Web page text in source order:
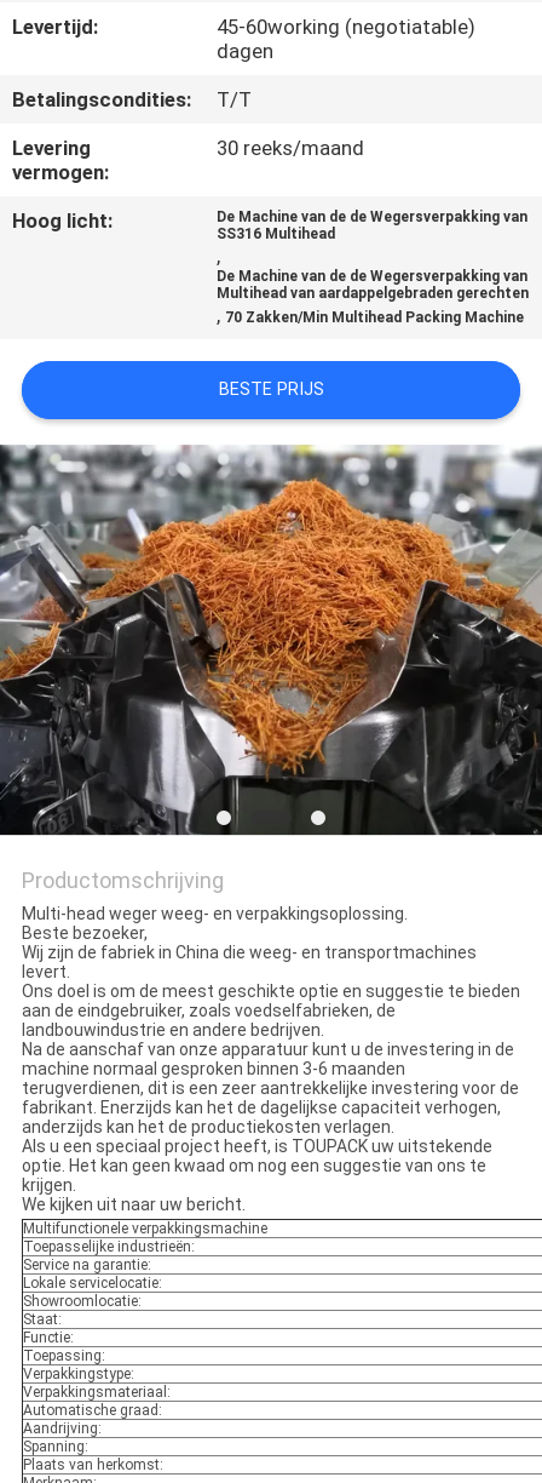
MET
OP
NIEUWS
OFFERTE
SITEMAP
PRIVACYBELEID
Levertijd:
45-60working (negotiatable)
dagen
Betalingscondities:
T/T
Levering
vermogen:
30 reeks/maand
Hoog licht:
De Machine van de de Wegersverpakking van
SS316 Multihead
,
De Machine van de de Wegersverpakking van
Multihead van aardappelgebraden gerechten
, 70 Zakken/Min Multihead Packing Machine
BESTE PRIJS
Productomschrijving
Multi-head weger weeg- en verpakkingsoplossing.
Beste bezoeker,
Wij zijn de fabriek in China die weeg- en transportmachines
levert.
Ons doel is om de meest geschikte optie en suggestie te bieden
aan de eindgebruiker, zoals voedselfabrieken, de
landbouwindustrie en andere bedrijven.
Na de aanschaf van onze apparatuur kunt u de investering in de
machine normaal gesproken binnen 3-6 maanden
terugverdienen, dit is een zeer aantrekkelijke investering voor de
fabrikant. Enerzijds kan het de dagelijkse capaciteit verhogen,
anderzijds kan het de productiekosten verlagen.
Als u een speciaal project heeft, is TOUPACK uw uitstekende
optie. Het kan geen kwaad om nog een suggestie van ons te
krijgen.
We kijken uit naar uw bericht.
Multifunctionele verpakkingsmachine
Toepasselijke industrieën:
Service na garantie:
Lokale servicelocatie:
Showroomlocatie:
Staat:
Functie:
Toepassing:
Verpakkingstype:
Verpakkingsmateriaal:
Automatische graad:
Aandrijving:
Spanning:
Plaats van herkomst: